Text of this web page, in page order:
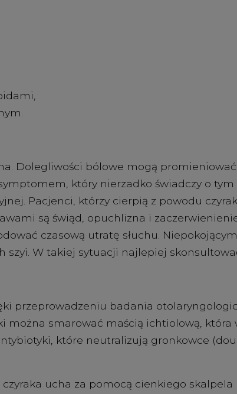
Dolegliwości bólowe mogą
który nierzadko świadczy o
Pacjenci, którzy cierpią z powodu
są świąd, opuchlizna i
czasową utratę słuchu.
szyi. W takiej sytuacji najlepiej
przeprowadzeniu badania
można smarować maścią ichtiolową, która
które neutralizują gronkowce
ucha za pomocą cienkiego skalpela